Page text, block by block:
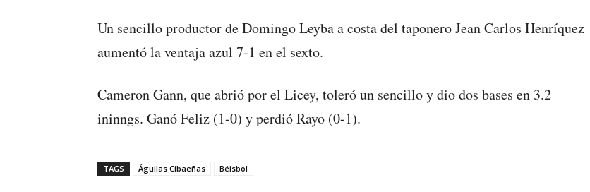
Un sencillo productor de Domingo Leyba a costa del taponero Jean Carlos Henríquez
aumentó la ventaja azul 7-1 en el sexto.
Cameron Gann, que abrió por el Licey, toleró un sencillo y dio dos bases en 3.2
ininngs. Ganó Feliz (1-0) y perdió Rayo (0-1).
TAGS Águilas Cibaeñas Béisbol